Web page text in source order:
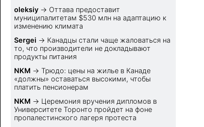
oleksiy → Оттава предоставит
муниципалитетам $530 млн на адаптацию к
изменению климата
Sеrgei → Канадцы стали чаще жаловаться на
то, что производители не докладывают
продукты питания
NKM →Трюдо: цены на жилье в Канаде
«должны» оставаться высокими, чтобы
платить пенсионерам
NKM → Церемония вручения дипломов в
Университете Торонто пройдет на фоне
пропалестинского лагеря протеста